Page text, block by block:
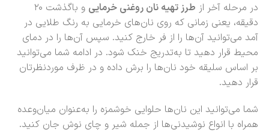
در مرحله آخر از طرز تهیه نان‌ روغنی خرمایی
و باگذشت ۲۰
دقیقه، یعنی زمانی که روی نان‌های خرمایی به رنگ طلایی در
آمد می‌توانید آن‌ها را از فر خارج کنید. سپس آن‌ها را در دمای
محیط قرار دهید تا به‌تدریج خنک شود. در ادامه شما می‌توانید
بر اساس سلیقه خود نان‌ها را برش داده و در ظرف موردنظرتان
قرار دهید.
شما می‌توانید این نان‌ها حلوایی خوشمزه را به‌عنوان میان‌وعده
همراه با انواع نوشیدنی‌ها از جمله شیر و چای نوش جان کنید.